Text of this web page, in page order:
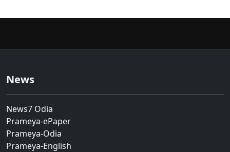
News
News7 Odia
Prameya-ePaper
Prameya-Odia
Prameya-English